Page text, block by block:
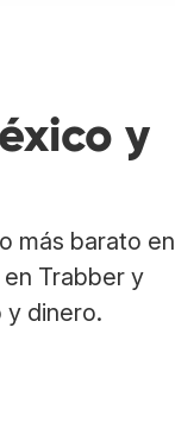
y
más barato en
Trabber y
y dinero.